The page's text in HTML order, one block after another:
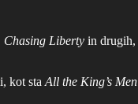
Chasing Liberty in drugih,
kot staAll the King’s